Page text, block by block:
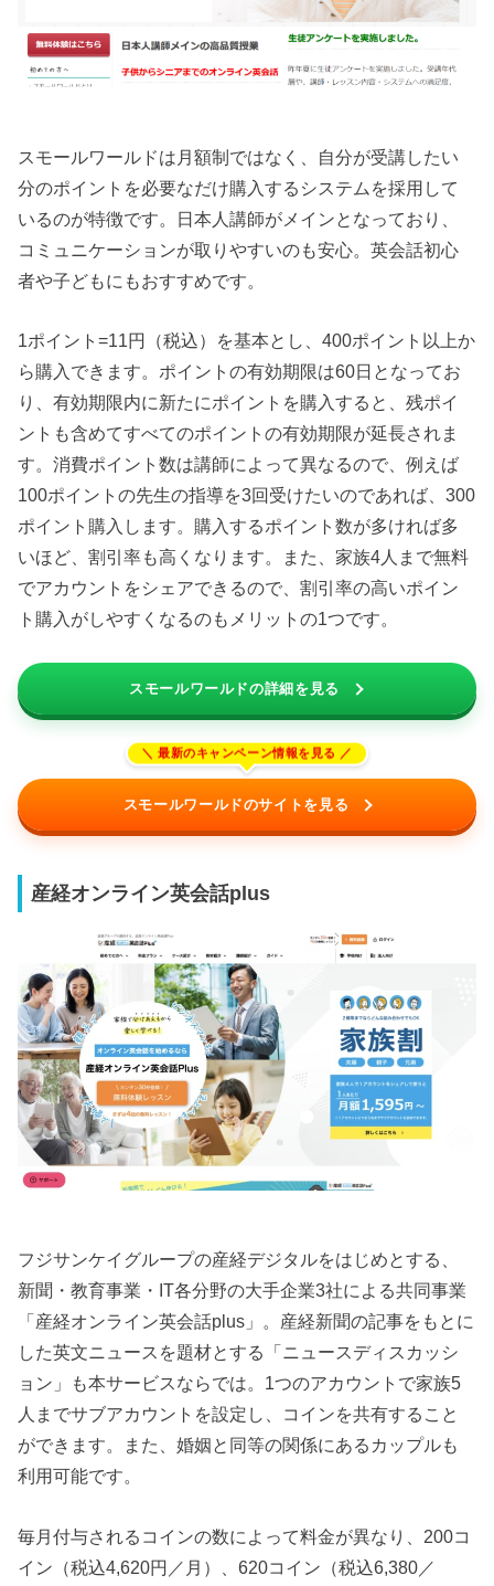
スモールワールドは月額制ではなく、自分が受講したい
分のポイントを必要なだけ購入するシステムを採用して
いるのが特徴です。日本人講師がメインとなっており、
コミュニケーションが取りやすいのも安心。英会話初心
者や子どもにもおすすめです。
1ポイント=11円（税込）を基本とし、400ポイント以上か
ら購入できます。ポイントの有効期限は60日となってお
り、有効期限内に新たにポイントを購入すると、残ポイ
ントも含めてすべてのポイントの有効期限が延長されま
す。消費ポイント数は講師によって異なるので、例えば
100ポイントの先生の指導を3回受けたいのであれば、300
ポイント購入します。購入するポイント数が多ければ多
いほど、割引率も高くなります。また、家族4人まで無料
でアカウントをシェアできるので、割引率の高いポイン
ト購入がしやすくなるのもメリットの1つです。
スモールワールドの詳細を見る
スモールワールドのサイトを見る
産経オンライン英会話plus
フジサンケイグループの産経デジタルをはじめとする、
新聞・教育事業・IT各分野の大手企業3社による共同事業
「産経オンライン英会話plus」。産経新聞の記事をもとに
した英文ニュースを題材とする「ニュースディスカッシ
ョン」も本サービスならでは。1つのアカウントで家族5
⼈までサブアカウントを設定し、コインを共有すること
ができます。また、婚姻と同等の関係にあるカップルも
利用可能です。
毎月付与されるコインの数によって料金が異なり、200コ
イン（税込4,620円／月）、620コイン（税込6,380／